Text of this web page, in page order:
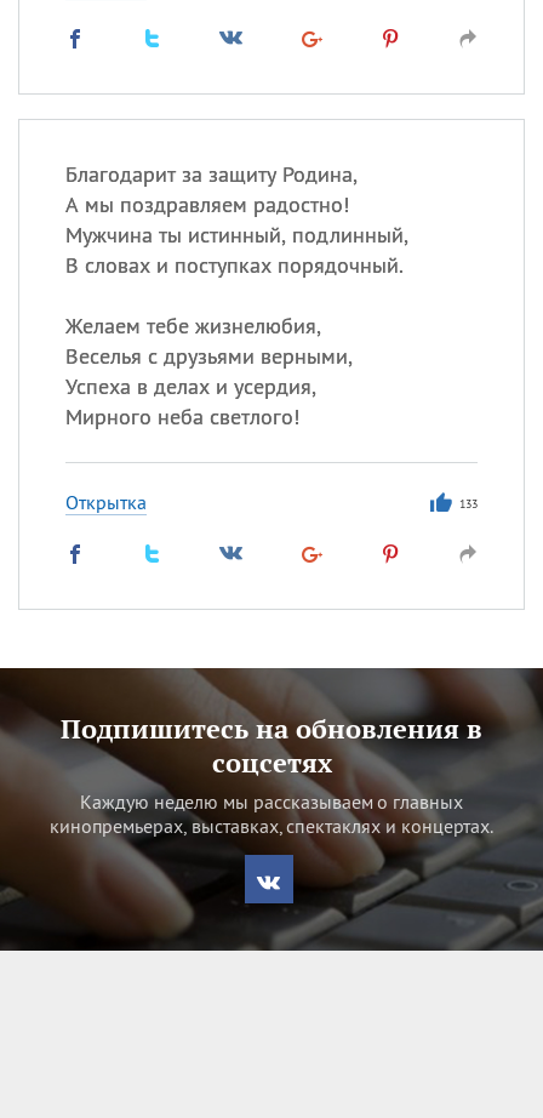
Благодарит за защиту Родина,
А мы поздравляем радостно!
Мужчина ты истинный, подлинный,
В словах и поступках порядочный.
Желаем тебе жизнелюбия,
Веселья с друзьями верными,
Успеха в делах и усердия,
Мирного неба светлого!
Открытка 133
Подпишитесь на обновления в
соцсетях
Каждую неделю мы рассказываем о главных
кинопремьерах, выставках, спектаклях и концертах.